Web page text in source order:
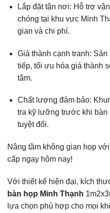
Lắp đặt tận nơi: Hỗ trợ
chóng tại khu vực Minh
gian và chi phí.
Giá thành cạnh tranh:
tiếp, tối ưu hóa giá thành
tâm.
Chất lượng đảm bảo:
tra kỹ lưỡng trước khi bàn
tuyệt đối.
Nâng tầm không gian họp
cấp ngay hôm nay!
Với thiết kế hiện đại, kích
bàn họp Minh Thạnh
lựa chọn phù hợp cho mọi